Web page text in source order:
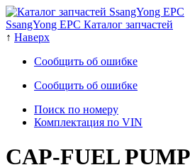
SsangYong EPC Каталог запчастей
↑ Наверх
Сообщить об ошибке
Сообщить об ошибке
Поиск по номеру
Комплектация по VIN
CAP-FUEL